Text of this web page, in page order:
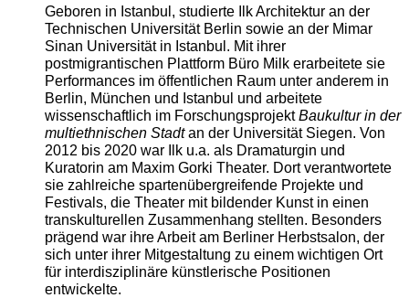
Geboren in Istanbul, studierte Ilk Architektur an der
Technischen Universität Berlin sowie an der Mimar
Sinan Universität in Istanbul. Mit ihrer
postmigrantischen Plattform Büro Milk erarbeitete sie
Performances im öffentlichen Raum unter anderem in
Berlin, München und Istanbul und arbeitete
wissenschaftlich im ForschungsprojektBaukultur in der
multiethnischen Stadtan der Universität Siegen. Von
2012 bis 2020 war Ilk u.a. als Dramaturgin und
Kuratorin am Maxim Gorki Theater. Dort verantwortete
sie zahlreiche spartenübergreifende Projekte und
Festivals, die Theater mit bildender Kunst in einen
transkulturellen Zusammenhang stellten. Besonders
prägend war ihre Arbeit am Berliner Herbstsalon, der
sich unter ihrer Mitgestaltung zu einem wichtigen Ort
für interdisziplinäre künstlerische Positionen
entwickelte.